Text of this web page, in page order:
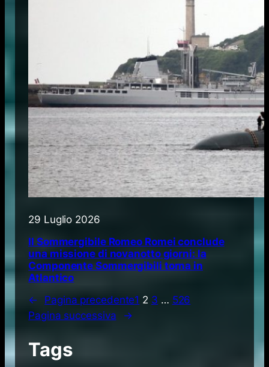
29 Luglio 2026
Il Sommergibile Romeo Romei conclude
una missione di novanotto giorni: la
Componente Sommergibili torna in
Atlantico
←
Pagina precedente1 2 3 … 526
Pagina successiva
→
Tags